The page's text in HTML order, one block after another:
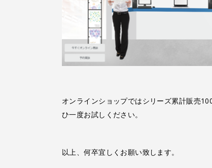
オンラインショップではシリーズ累計販売
ひ一度お試しください。
以上、何卒宜しくお願い致します。